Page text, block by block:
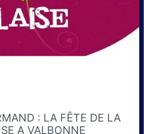
: LA FÊTE DE LA
A VALBONNE